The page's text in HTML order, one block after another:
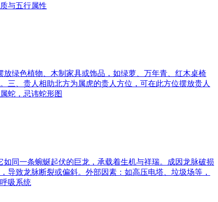
与五行属性
绿色植物、木制家具或饰品，如绿萝、万年青、红木桌椅
三、贵人相助北方为属虎的贵人方位，可在此方位摆放贵人
蛇，忌讳蛇形图
同一条蜿蜒起伏的巨龙，承载着生机与祥瑞。成因龙脉破损
致龙脉断裂或偏斜。外部因素：如高压电塔、垃圾场等，
吸系统